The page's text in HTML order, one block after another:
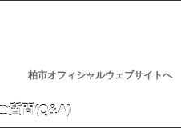
柏市オフィシャルウェブサイトへ